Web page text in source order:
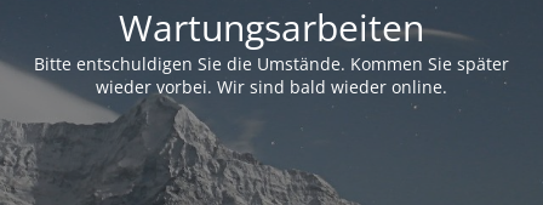
Wartungsarbeiten
Bitte entschuldigen Sie die Umstände. Kommen Sie später
wieder vorbei. Wir sind bald wieder online.